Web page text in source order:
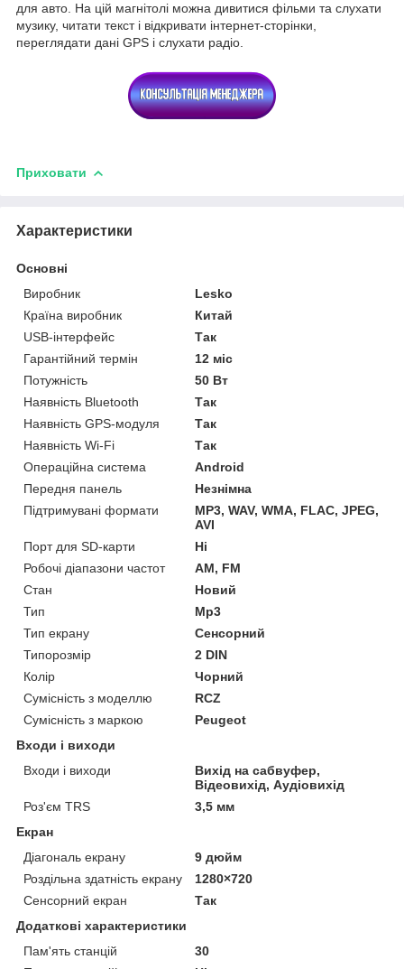
для авто. На цій магнітолі можна дивитися фільми та слухати
музику, читати текст і відкривати інтернет-сторінки,
переглядати дані GPS і слухати радіо.
Приховати
Характеристики
Основні
Виробник
Lesko
Країна виробник
Китай
USB-інтерфейс
Так
Гарантійний термін
12 міс
Потужність
50 Вт
Наявність Bluetooth
Так
Наявність GPS-модуля
Так
Наявність Wi-Fi
Так
Операційна система
Android
Передня панель
Незнімна
Підтримувані формати
MP3, WAV, WMA, FLAC, JPEG,
AVI
Порт для SD-карти
Ні
Робочі діапазони частот
AM, FM
Стан
Новий
Тип
Mp3
Тип екрану
Сенсорний
Типорозмір
2 DIN
Колір
Чорний
Сумісність з моделлю
RCZ
Сумісність з маркою
Peugeot
Входи і виходи
Входи і виходи
Вихід на сабвуфер,
Відеовихід, Аудіовихід
Роз'єм TRS
3,5 мм
Екран
Діагональ екрану
9 дюйм
Роздільна здатність екрану
1280×720
Сенсорний екран
Так
Додаткові характеристики
Пам'ять станцій
30